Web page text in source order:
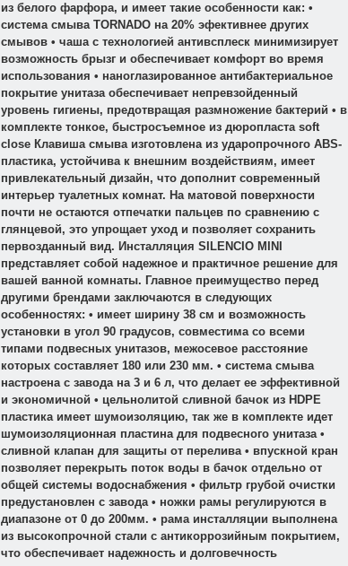
из белого фарфора, и имеет такие особенности как: •
система смыва TORNADO на 20% эфективнее других
смывов • чаша с технологией антивсплеск минимизирует
возможность брызг и обеспечивает комфорт во время
использования • наноглазированное антибактериальное
покрытие унитаза обеспечивает непревзойденный
уровень гигиены, предотвращая размножение бактерий • в
комплекте тонкое, быстросъемное из дюропласта soft
close Клавиша смыва изготовлена из ударопрочного ABS-
пластика, устойчива к внешним воздействиям, имеет
привлекательный дизайн, что дополнит современный
интерьер туалетных комнат. На матовой поверхности
почти не остаются отпечатки пальцев по сравнению с
глянцевой, это упрощает уход и позволяет сохранить
первозданный вид. Инсталляция SILENCIO MINI
представляет собой надежное и практичное решение для
вашей ванной комнаты. Главное преимущество перед
другими брендами заключаются в следующих
особенностях: • имеет ширину 38 см и возможность
установки в угол 90 градусов, совместима со всеми
типами подвесных унитазов, межосевое расстояние
которых составляет 180 или 230 мм. • система смыва
настроена с завода на 3 и 6 л, что делает ее эффективной
и экономичной • цельнолитой сливной бачок из HDPE
пластика имеет шумоизоляцию, так же в комплекте идет
шумоизоляционная пластина для подвесного унитаза •
сливной клапан для защиты от перелива • впускной кран
позволяет перекрыть поток воды в бачок отдельно от
общей системы водоснабжения • фильтр грубой очистки
предустановлен с завода • ножки рамы регулируются в
диапазоне от 0 до 200мм. • рама инсталляции выполнена
из высокопрочной стали с антикоррозийным покрытием,
что обеспечивает надежность и долговечность